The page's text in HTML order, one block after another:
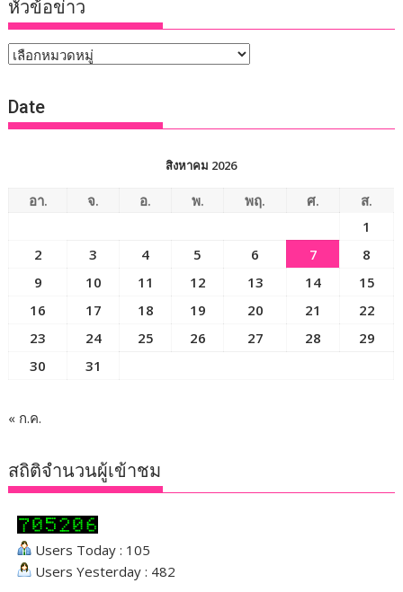
หัวข้อข่าว
หัวข้อ
Date
สิงหาคม 2026
อา. จ. อ. พ. พฤ. ศ.
ส.
1
2
3 4 5 6 7
8
9
10 11 12 13 14
15
16
17 18 19 20 21
22
23
24 25 26 27 28
29
30
31
« ก.ค.
สถิติจำนวนผู้เข้าชม
Users Today : 105
Users Yesterday : 482